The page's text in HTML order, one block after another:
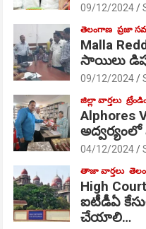
09/12/2024
తెలంగాణ ప్రజా
Malla
సాయిలు
09/12/2024
జిల్లా వార్తలు
Alphores
అద్వర్యంలో
04/12/2024
తాజా వార్తలు
High
ఐటీడీఏ
చేయాలి…